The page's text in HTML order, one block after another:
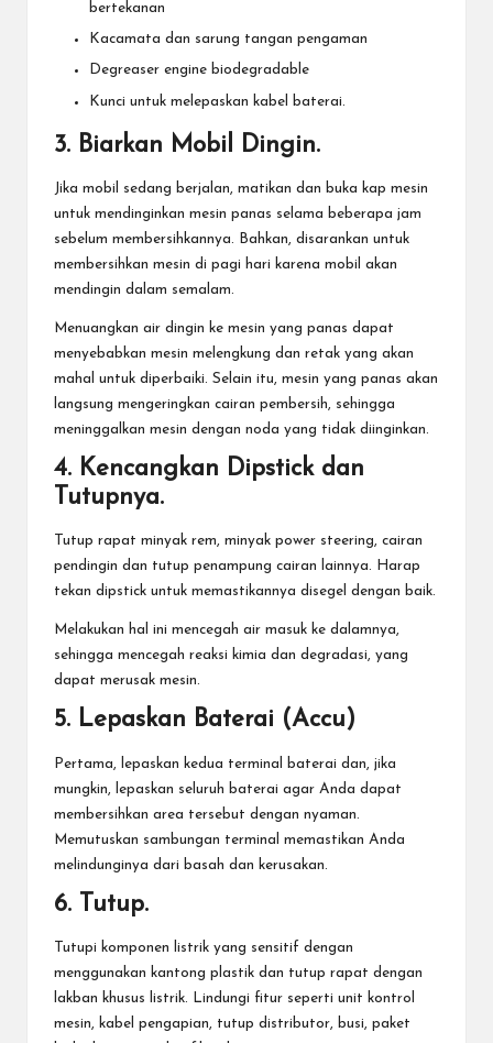
bertekanan
Kacamata dan sarung tangan pengaman
Degreaser engine biodegradable
Kunci untuk melepaskan kabel baterai.
3. Biarkan Mobil Dingin.
Jika mobil sedang berjalan, matikan dan buka kap mesin
untuk mendinginkan mesin panas selama beberapa jam
sebelum membersihkannya. Bahkan, disarankan untuk
membersihkan mesin di pagi hari karena mobil akan
mendingin dalam semalam.
Menuangkan air dingin ke mesin yang panas dapat
menyebabkan mesin melengkung dan retak yang akan
mahal untuk diperbaiki. Selain itu, mesin yang panas akan
langsung mengeringkan cairan pembersih, sehingga
meninggalkan mesin dengan noda yang tidak diinginkan.
4. Kencangkan Dipstick dan
Tutupnya.
Tutup rapat minyak rem, minyak power steering, cairan
pendingin dan tutup penampung cairan lainnya. Harap
tekan dipstick untuk memastikannya disegel dengan baik.
Melakukan hal ini mencegah air masuk ke dalamnya,
sehingga mencegah reaksi kimia dan degradasi, yang
dapat merusak mesin.
5. Lepaskan Baterai (Accu)
Pertama, lepaskan kedua terminal baterai dan, jika
mungkin, lepaskan seluruh baterai agar Anda dapat
membersihkan area tersebut dengan nyaman.
Memutuskan sambungan terminal memastikan Anda
melindunginya dari basah dan kerusakan.
6. Tutup.
Tutupi komponen listrik yang sensitif dengan
menggunakan kantong plastik dan tutup rapat dengan
lakban khusus listrik. Lindungi fitur seperti unit kontrol
mesin, kabel pengapian, tutup distributor, busi, paket